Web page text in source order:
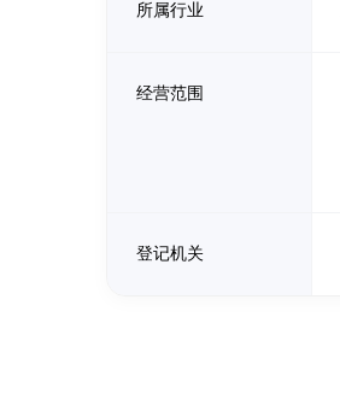
所属行业
经营范围
登记机关